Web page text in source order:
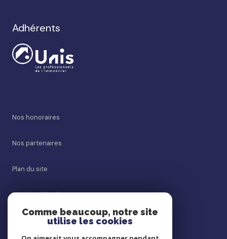
Adhérents
Nos honoraires
Nos partenaires
Plan du site
Mentions légales
Comme beaucoup, notre site
utilise les cookies